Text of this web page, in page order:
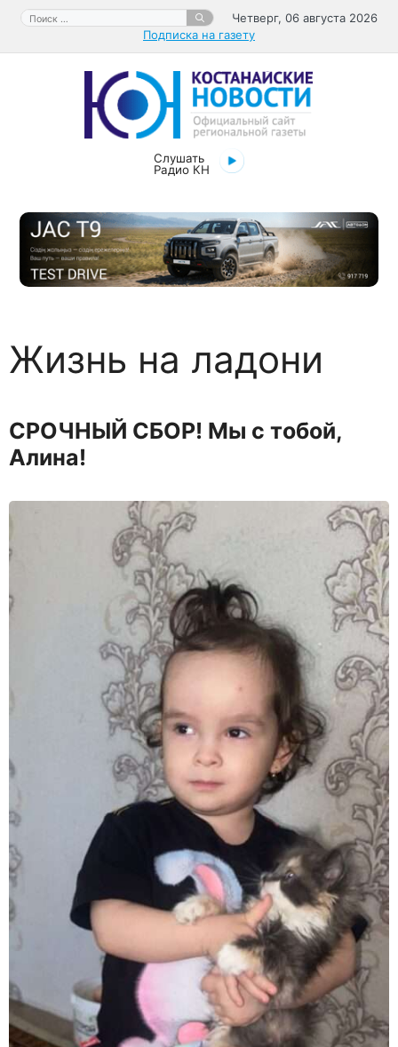
Перейти
содержимому
Поиск:
Четверг, 06 августа 2026
Подписка на газету
Слушать
Радио КН
Жизнь на ладони
СРОЧНЫЙ СБОР! Мы с тобой,
Алина!